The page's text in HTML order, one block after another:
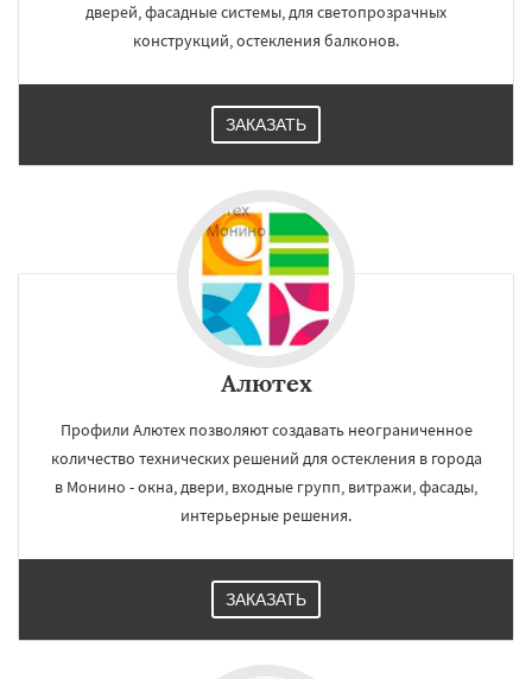
дверей, фасадные системы, для светопрозрачных
конструкций, остекления балконов.
ЗАКАЗАТЬ
Алютех
Профили Алютех позволяют создавать неограниченное
количество технических решений для остекления в города
в Монино - окна, двери, входные групп, витражи, фасады,
интерьерные решения.
ЗАКАЗАТЬ